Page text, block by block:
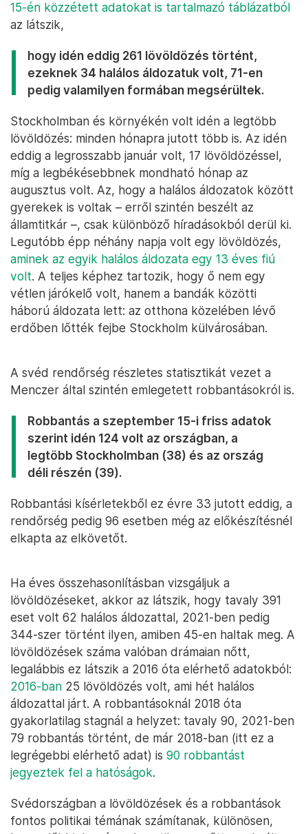
15-én közzétett adatokat is tartalmazó táblázatból
az látszik,
hogy idén eddig 261 lövöldözés történt,
ezeknek 34 halálos áldozatuk volt, 71-en
pedig valamilyen formában megsérültek.
Stockholmban és környékén volt idén a legtöbb
lövöldözés: minden hónapra jutott több is. Az idén
eddig a legrosszabb január volt, 17 lövöldözéssel,
míg a legbékésebbnek mondható hónap az
augusztus volt. Az, hogy a halálos áldozatok között
gyerekek is voltak – erről szintén beszélt az
államtitkár –, csak különböző híradásokból derül ki.
Legutóbb épp néhány napja volt egy lövöldözés,
aminek az egyik halálos áldozata egy 13 éves fiú
volt. A teljes képhez tartozik, hogy ő nem egy
vétlen járókelő volt, hanem a bandák közötti
háború áldozata lett: az otthona közelében lévő
erdőben lőtték fejbe Stockholm külvárosában.
A svéd rendőrség részletes statisztikát vezet a
Menczer által szintén emlegetett robbantásokról is.
Robbantás a szeptember 15-i friss adatok
szerint idén 124 volt az országban, a
legtöbb Stockholmban (38) és az ország
déli részén (39).
Robbantási kísérletekből ez évre 33 jutott eddig, a
rendőrség pedig 96 esetben még az előkészítésnél
elkapta az elkövetőt.
Ha éves összehasonlításban vizsgáljuk a
lövöldözéseket, akkor az látszik, hogy tavaly 391
eset volt 62 halálos áldozattal, 2021-ben pedig
344-szer történt ilyen, amiben 45-en haltak meg. A
lövöldözések száma valóban drámaian nőtt,
legalábbis ez látszik a 2016 óta elérhető adatokból:
2016-ban 25 lövöldözés volt, ami hét halálos
áldozattal járt. A robbantásoknál 2018 óta
gyakorlatilag stagnál a helyzet: tavaly 90, 2021-ben
79 robbantás történt, de már 2018-ban (itt ez a
legrégebbi elérhető adat) is 90 robbantást
jegyeztek fel a hatóságok.
Svédországban a lövöldözések és a robbantások
fontos politikai témának számítanak, különösen,